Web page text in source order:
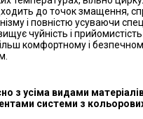
до точок змащення,
і повністю усуваючи
чуйність і
комфортному і
з усіма видами
системи з